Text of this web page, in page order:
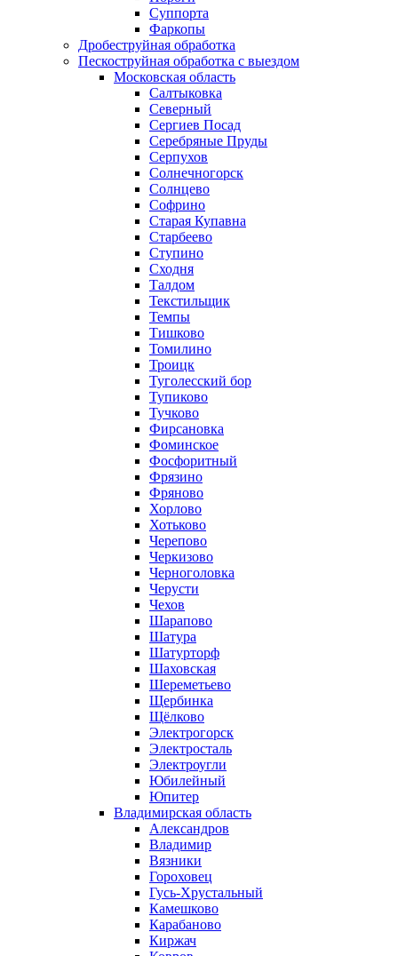
Суппорта
Фаркопы
Дробеструйная обработка
Пескоструйная обработка с выездом
Московская область
Салтыковка
Северный
Сергиев Посад
Серебряные Пруды
Серпухов
Солнечногорск
Солнцево
Софрино
Старая Купавна
Старбеево
Ступино
Сходня
Талдом
Текстильщик
Темпы
Тишково
Томилино
Троицк
Туголесский бор
Тупиково
Тучково
Фирсановка
Фоминское
Фосфоритный
Фрязино
Фряново
Хорлово
Хотьково
Черепово
Черкизово
Черноголовка
Черусти
Чехов
Шарапово
Шатура
Шатурторф
Шаховская
Шереметьево
Щербинка
Щёлково
Электрогорск
Электросталь
Электроугли
Юбилейный
Юпитер
Владимирская область
Александров
Владимир
Вязники
Гороховец
Гусь-Хрустальный
Камешково
Карабаново
Киржач